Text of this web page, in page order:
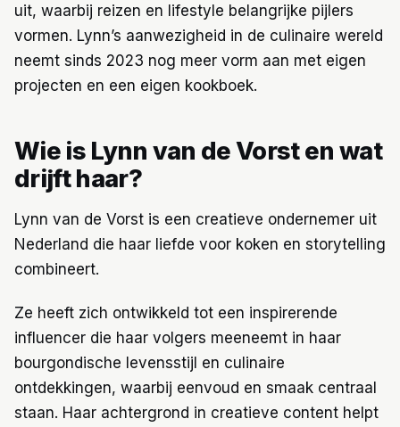
uit, waarbij reizen en lifestyle belangrijke pijlers
vormen. Lynn’s aanwezigheid in de culinaire wereld
neemt sinds 2023 nog meer vorm aan met eigen
projecten en een eigen kookboek.
Wie is Lynn van de Vorst en wat
drijft haar?
Lynn van de Vorst is een creatieve ondernemer uit
Nederland die haar liefde voor koken en storytelling
combineert.
Ze heeft zich ontwikkeld tot een inspirerende
influencer die haar volgers meeneemt in haar
bourgondische levensstijl en culinaire
ontdekkingen, waarbij eenvoud en smaak centraal
staan. Haar achtergrond in creatieve content helpt